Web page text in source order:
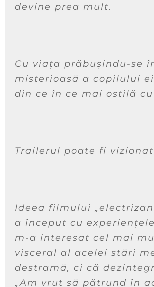
devine prea mult.
Cu viața prăbușindu-se
misterioasă a copilului
din ce în ce mai ostilă
Trailerul poate fi
Ideea filmului
a început cu
m-a interesat cel mai
visceral al acelei stări
destramă, ci că
„Am vrut să pătrund în